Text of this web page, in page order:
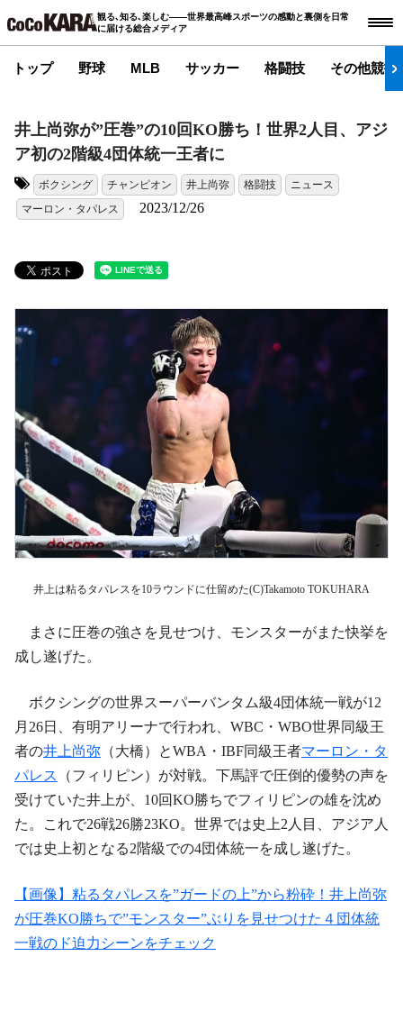
観る､知る､楽しむ――世界最高峰スポーツの感動と裏側を日常
に届ける総合メディア
トップ 野球 MLB サッカー 格闘技 その他競技
井上尚弥が”圧巻”の10回KO勝ち！世界2人目、アジ
ア初の2階級4団体統一王者に
ボクシング チャンピオン 井上尚弥 格闘技
ニュース
マーロン・タパレス
2023/12/26
井上は粘るタパレスを10ラウンドに仕留めた(C)Takamoto TOKUHARA
まさに圧巻の強さを見せつけ、モンスターがまた快挙を
成し遂げた。
ボクシングの世界スーパーバンタム級4団体統一戦が12
月26日、有明アリーナで行われ、WBC・WBO世界同級王
者の井上尚弥 （大橋）とWBA・IBF同級王者マーロン・タ
パレス
（フィリピン）が対戦。下馬評で圧倒的優勢の声を
受けていた井上が、10回KO勝ちでフィリピンの雄を沈め
た。これで26戦26勝23KO。世界では史上2人目、アジア人
では史上初となる2階級での4団体統一を成し遂げた。
【画像】粘るタパレスを”ガードの上”から粉砕！井上尚弥
が圧巻KO勝ちで”モンスター”ぶりを見せつけた４団体統
一戦のド迫力シーンをチェック